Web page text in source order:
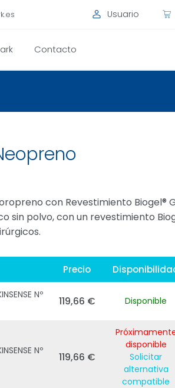
Usuario
Contacto
con Revestimiento Biogel®
sin polvo, con un revestimiento
Precio
Nº
119,66 € Disponible
Nº
119,66 €
disponible
Solicitar
alternativa
compatible